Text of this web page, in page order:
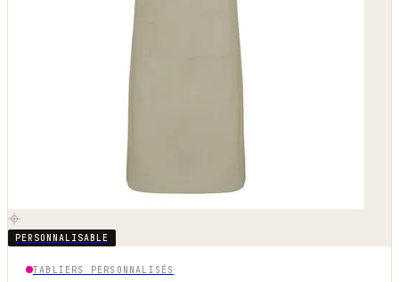
PERSONNALISABLE
TABLIERS PERSONNALISÉS